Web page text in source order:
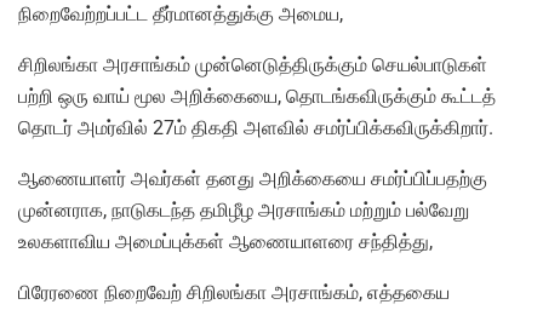
நிறைவேற்றப்பட்ட தீர்மானத்துக்கு அமைய,
சிறிலங்கா அரசாங்கம் முன்னெடுத்திருக்கும் செயல்பாடுகள்
பற்றி ஒரு வாய் மூல அறிக்கையை, தொடங்கவிருக்கும் கூட்டத்
தொடர் அமர்வில் 27ம் திகதி அளவில் சமர்ப்பிக்கவிருக்கிறார்.
ஆணையாளர் அவர்கள் தனது அறிக்கையை சமர்ப்பிப்பதற்கு
முன்னராக, நாடுகடந்த தமிழீழ அரசாங்கம் மற்றும் பல்வேறு
உலகளாவிய அமைப்புக்கள் ஆணையாளரை சந்தித்து,
பிரேரணை நிறைவேற் சிறிலங்கா அரசாங்கம், எத்தகைய